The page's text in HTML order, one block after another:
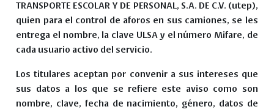
TRANSPORTE ESCOLAR Y DE PERSONAL, S.A. DE C.V. (utep),
quien para el control de aforos en sus camiones, se les
entrega el nombre, la clave ULSA y el número Mifare, de
cada usuario activo del servicio.
Los titulares aceptan por convenir a sus intereses que
sus datos a los que se refiere este aviso como son
nombre, clave, fecha de nacimiento, género, datos de